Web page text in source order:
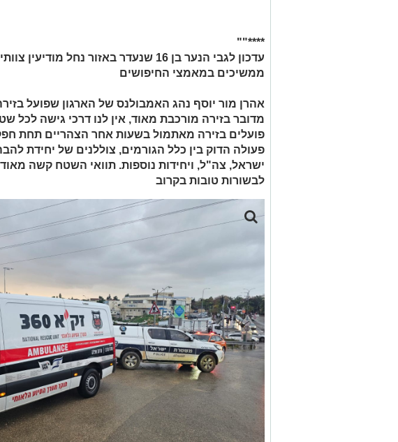
****""
ממשיכים במאמצי החיפושים
אהרן מור יוסף נהג האמבולנס של הארגון שפועל
מדובר בזירה מורכבת מאוד, אין לנו דרכי גישה לכל
פועלים בזירה מאתמול בשעות אחר הצהריים תחת
פעולה הדוק בין כלל הגורמים, צוללנים של יחידת
ישראל, צה"ל, ויחידות נוספות. תוואי השטח קשה מאוד,
לבשורות טובות בקרוב